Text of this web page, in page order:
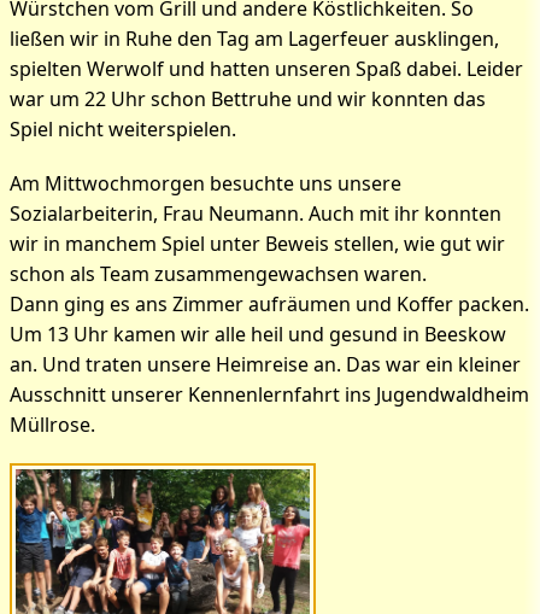
Würstchen vom Grill und andere Köstlichkeiten. So
ließen wir in Ruhe den Tag am Lagerfeuer ausklingen,
spielten Werwolf und hatten unseren Spaß dabei. Leider
war um 22 Uhr schon Bettruhe und wir konnten das
Spiel nicht weiterspielen.
Am Mittwochmorgen besuchte uns unsere
Sozialarbeiterin, Frau Neumann. Auch mit ihr konnten
wir in manchem Spiel unter Beweis stellen, wie gut wir
schon als Team zusammengewachsen waren.
Dann ging es ans Zimmer aufräumen und Koffer packen.
Um 13 Uhr kamen wir alle heil und gesund in Beeskow
an. Und traten unsere Heimreise an. Das war ein kleiner
Ausschnitt unserer Kennenlernfahrt ins Jugendwaldheim
Müllrose.